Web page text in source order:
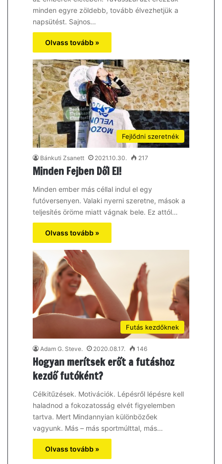
minden egyre zöldebb, tovább élvezhetjük a
napsütést. Sajnos…
Olvass tovább »
Fejlődni szeretnék
Bánkuti Zsanett 2021.10.30. 217
Minden Fejben Dől El!
Minden ember más céllal indul el egy
futóversenyen. Valaki nyerni szeretne, mások a
teljesítés öröme miatt vágnak bele. Ez attól…
Olvass tovább »
Futás kezdőknek
Adam G. Steve. 2020.08.17. 146
Hogyan merítsek erőt a futáshoz
kezdő futóként?
Célkitűzések. Motivációk. Lépésről lépésre kell
haladnod a fokozatosság elvét figyelemben
tartva. Mert Mindannyian különbözőek
vagyunk. Más – más sportmúlttal, más…
Olvass tovább »